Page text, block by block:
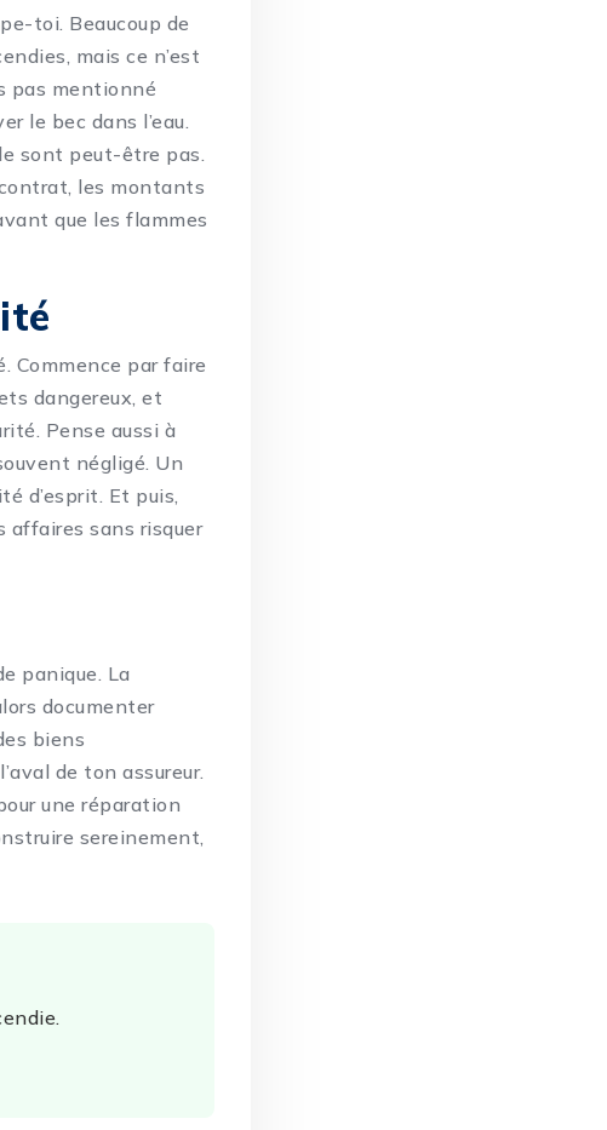
toi. Beaucoup de
mais ce n’est
pas mentionné
le bec dans l’eau.
sont peut-être pas.
les montants
que les flammes
Commence par faire
dangereux, et
Pense aussi à
négligé. Un
d’esprit. Et puis,
affaires sans risquer
panique. La
documenter
biens
de ton assureur.
une réparation
sereinement,